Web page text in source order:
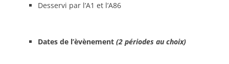
Desservi par l’A1 et l’A86
Dates de l’èvènement (2 périodes au choix)